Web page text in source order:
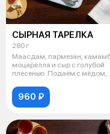
СЫРНАЯ ТАРЕЛКА
280 г
Маасдам, пармезан,
моцарелла и сыр с голубой
плесенью. Подаём с мёдом,
960 ₽